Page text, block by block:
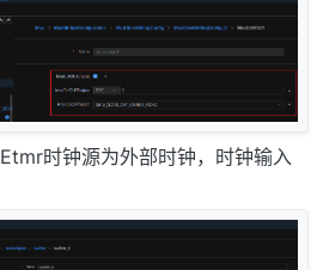
时钟源为外部时钟，时钟输入